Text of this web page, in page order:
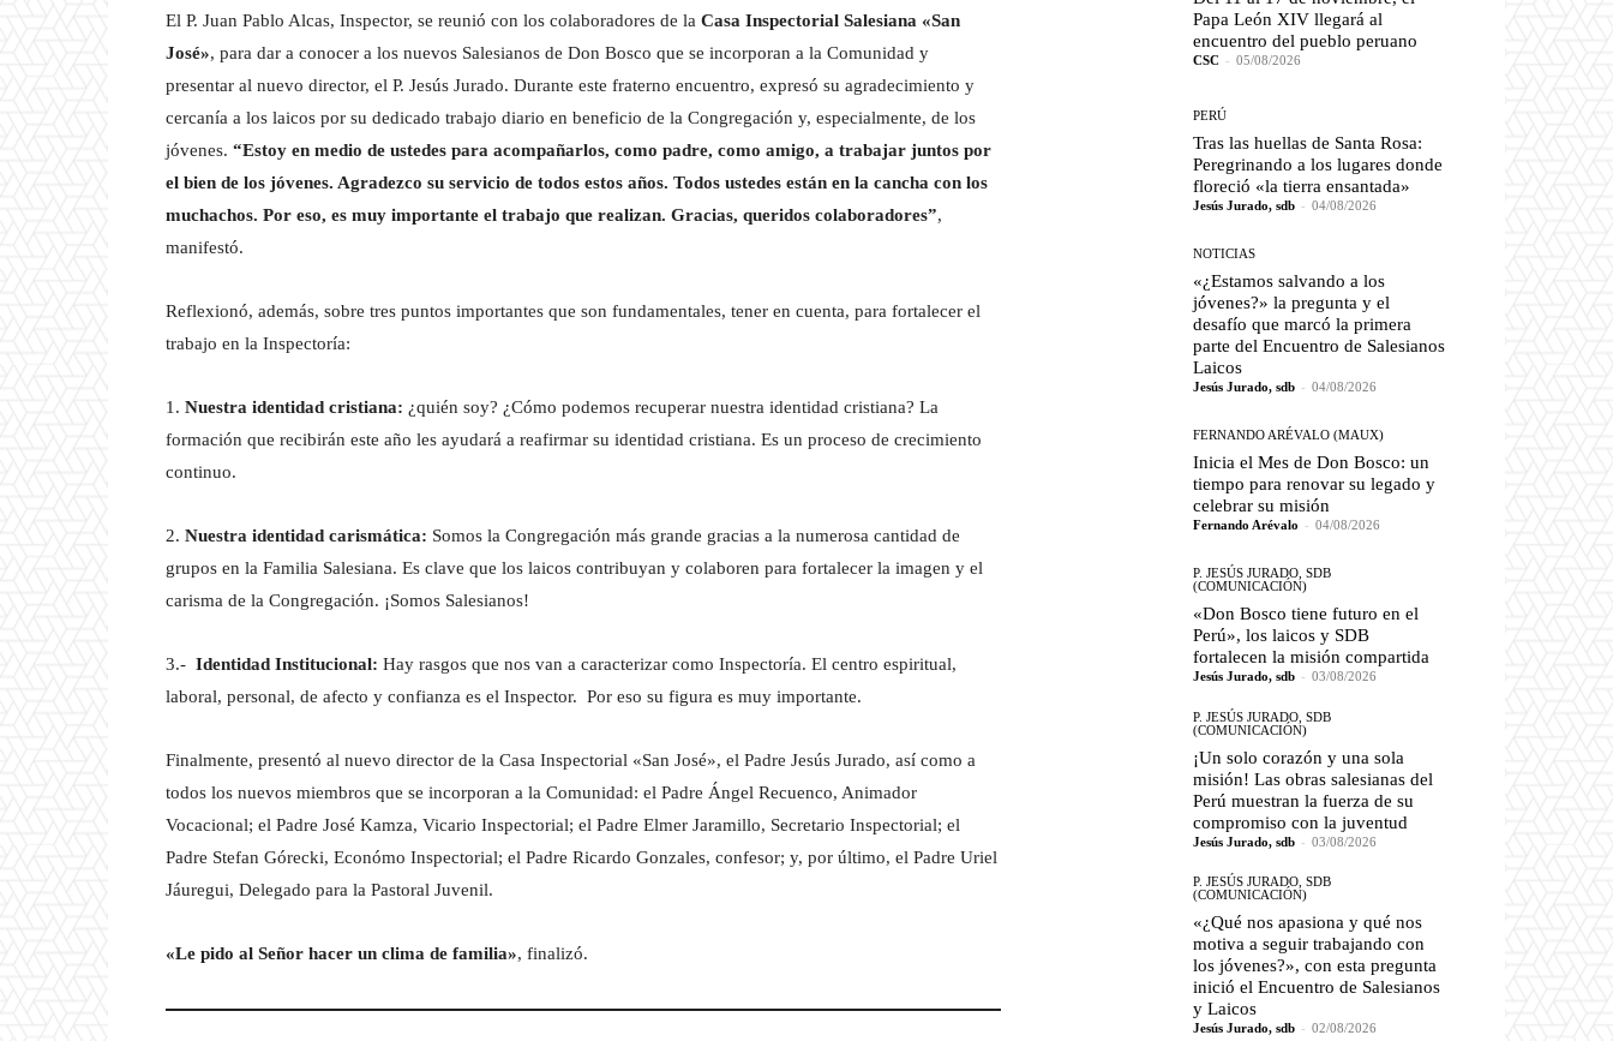
El P. Juan Pablo Alcas, Inspector, se reunió con los colaboradores de la Casa Inspectorial Salesiana «San
José», para dar a conocer a los nuevos Salesianos de Don Bosco que se incorporan a la Comunidad y
presentar al nuevo director, el P. Jesús Jurado. Durante este fraterno encuentro, expresó su agradecimiento y
cercanía a los laicos por su dedicado trabajo diario en beneficio de la Congregación y, especialmente, de los
jóvenes. “Estoy en medio de ustedes para acompañarlos, como padre, como amigo, a trabajar juntos por
el bien de los jóvenes. Agradezco su servicio de todos estos años. Todos ustedes están en la cancha con los
muchachos. Por eso, es muy importante el trabajo que realizan. Gracias, queridos colaboradores”,
manifestó.
Reflexionó, además, sobre tres puntos importantes que son fundamentales, tener en cuenta, para fortalecer el
trabajo en la Inspectoría:
1. Nuestra identidad cristiana: ¿quién soy? ¿Cómo podemos recuperar nuestra identidad cristiana? La
formación que recibirán este año les ayudará a reafirmar su identidad cristiana. Es un proceso de crecimiento
continuo.
2. Nuestra identidad carismática: Somos la Congregación más grande gracias a la numerosa cantidad de
grupos en la Familia Salesiana. Es clave que los laicos contribuyan y colaboren para fortalecer la imagen y el
carisma de la Congregación. ¡Somos Salesianos!
3.- Identidad Institucional: Hay rasgos que nos van a caracterizar como Inspectoría. El centro espiritual,
laboral, personal, de afecto y confianza es el Inspector. Por eso su figura es muy importante.
Finalmente, presentó al nuevo director de la Casa Inspectorial «San José», el Padre Jesús Jurado, así como a
todos los nuevos miembros que se incorporan a la Comunidad: el Padre Ángel Recuenco, Animador
Vocacional; el Padre José Kamza, Vicario Inspectorial; el Padre Elmer Jaramillo, Secretario Inspectorial; el
Padre Stefan Górecki, Económo Inspectorial; el Padre Ricardo Gonzales, confesor; y, por último, el Padre Uriel
Jáuregui, Delegado para la Pastoral Juvenil.
«Le pido al Señor hacer un clima de familia», finalizó.
Papa León XIV llegará al
encuentro del pueblo peruano
CSC - 05/08/2026
PERÚ
Tras las huellas de Santa Rosa:
Peregrinando a los lugares donde
floreció «la tierra ensantada»
Jesús Jurado, sdb - 04/08/2026
NOTICIAS
«¿Estamos salvando a los
jóvenes?» la pregunta y el
desafío que marcó la primera
parte del Encuentro de Salesianos
Laicos
Jesús Jurado, sdb - 04/08/2026
FERNANDO ARÉVALO (MAUX)
Inicia el Mes de Don Bosco: un
tiempo para renovar su legado y
celebrar su misión
Fernando Arévalo - 04/08/2026
P. JESÚS JURADO, SDB
(COMUNICACIÓN)
«Don Bosco tiene futuro en el
Perú», los laicos y SDB
fortalecen la misión compartida
Jesús Jurado, sdb - 03/08/2026
P. JESÚS JURADO, SDB
(COMUNICACIÓN)
¡Un solo corazón y una sola
misión! Las obras salesianas del
Perú muestran la fuerza de su
compromiso con la juventud
Jesús Jurado, sdb - 03/08/2026
P. JESÚS JURADO, SDB
(COMUNICACIÓN)
«¿Qué nos apasiona y qué nos
motiva a seguir trabajando con
los jóvenes?», con esta pregunta
inició el Encuentro de Salesianos
y Laicos
Jesús Jurado, sdb - 02/08/2026